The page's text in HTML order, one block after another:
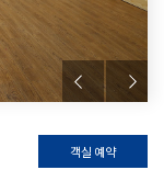
객실 예약